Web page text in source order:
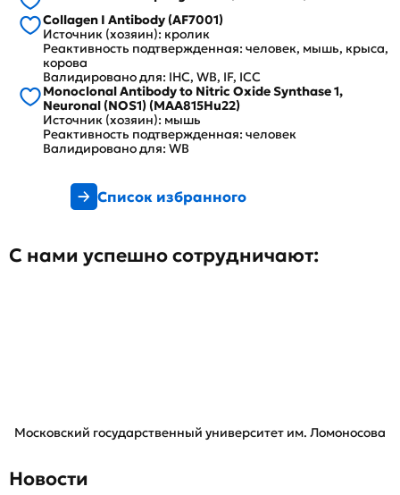
Collagen I Antibody (AF7001)
Источник (хозяин): кролик
Реактивность подтвержденная: человек, мышь, крыса,
корова
Валидировано для: IHC, WB, IF, ICC
Monoclonal Antibody to Nitric Oxide Synthase 1,
Neuronal (NOS1) (MAA815Hu22)
Источник (хозяин): мышь
Реактивность подтвержденная: человек
Валидировано для: WB
Список избранного
С нами успешно сотрудничают:
Московский государственный университет им. Ломоносова
Новости